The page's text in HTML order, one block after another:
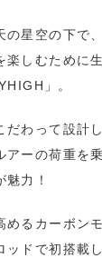
の星空の下で
しむために
」。
わって設計
アーの荷重を
力！
るカーボン
ドで初搭載